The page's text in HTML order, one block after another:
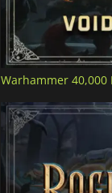
Warhammer 40,000